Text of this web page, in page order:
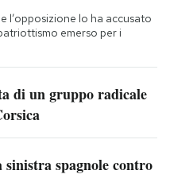
l’opposizione lo ha accusato
emerso per i
di un gruppo radicale
sinistra spagnole contro